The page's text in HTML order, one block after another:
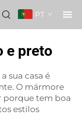
PT
e preto
sua casa é
O mármore
porque tem boa
estilos